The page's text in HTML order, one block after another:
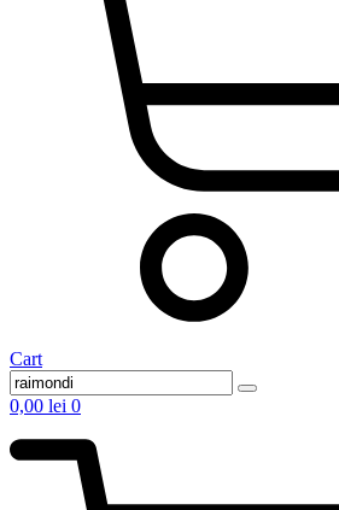
Cart
0,00 lei 0